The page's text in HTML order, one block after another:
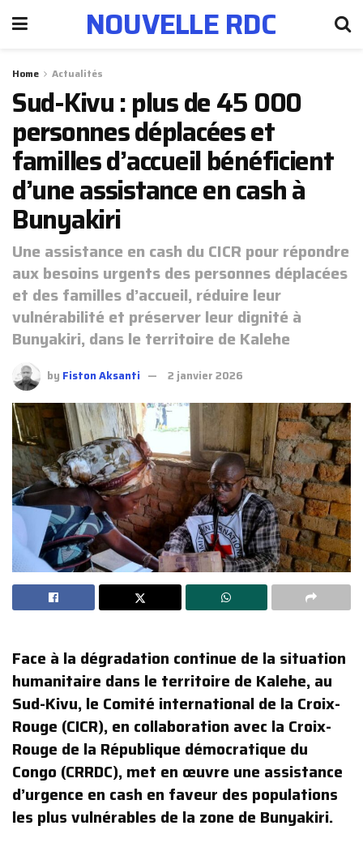
NOUVELLE RDC
Home Actualités
Sud-Kivu : plus de 45 000
personnes déplacées et
familles d’accueil bénéficient
d’une assistance en cash à
Bunyakiri
Une assistance en cash du CICR pour répondre
aux besoins urgents des personnes déplacées
et des familles d’accueil, réduire leur
vulnérabilité et préserver leur dignité à
Bunyakiri, dans le territoire de Kalehe
by Fiston Aksanti 2 janvier 2026
Face à la dégradation continue de la situation
humanitaire dans le territoire de Kalehe, au
Sud-Kivu, le Comité international de la Croix-
Rouge (CICR), en collaboration avec la Croix-
Rouge de la République démocratique du
Congo (CRRDC), met en œuvre une assistance
d’urgence en cash en faveur des populations
les plus vulnérables de la zone de Bunyakiri.